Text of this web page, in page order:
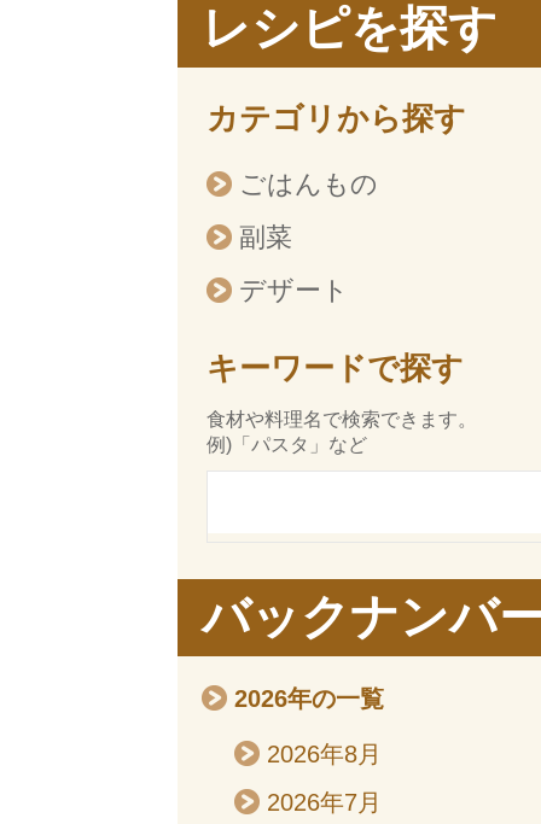
レシピを探す
カテゴリから探す
ごはんもの
副菜
デザート
キーワードで探す
食材や料理名で検索できます。
例)「パスタ」など
バックナンバ
2026年の一覧
2026年8月
2026年7月